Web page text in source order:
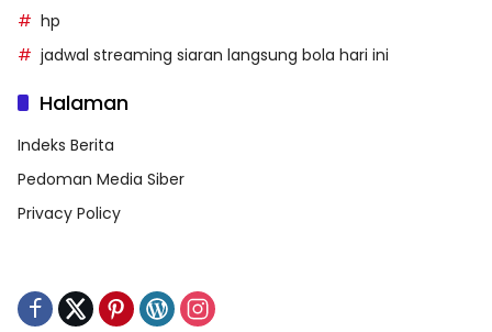
hp
jadwal streaming siaran langsung bola hari ini
Halaman
Indeks Berita
Pedoman Media Siber
Privacy Policy